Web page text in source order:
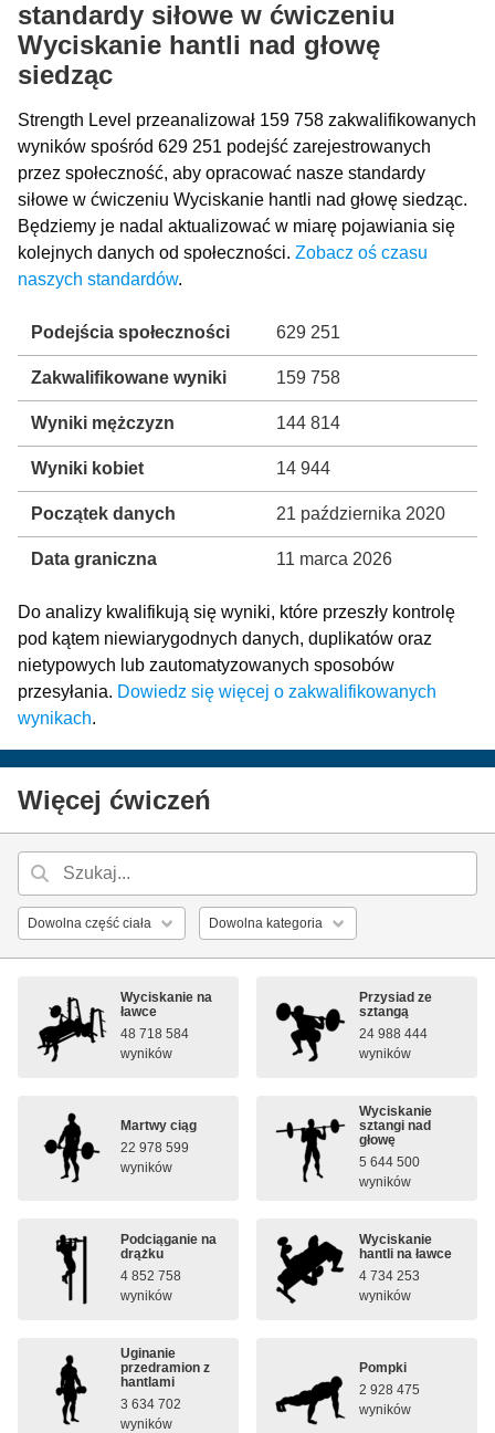
standardy siłowe w ćwiczeniu
Wyciskanie hantli nad głowę
siedząc
Strength Level przeanalizował 159 758 zakwalifikowanych
wyników spośród 629 251 podejść zarejestrowanych
przez społeczność, aby opracować nasze standardy
siłowe w ćwiczeniu Wyciskanie hantli nad głowę siedząc.
Będziemy je nadal aktualizować w miarę pojawiania się
kolejnych danych od społeczności. Zobacz oś czasu
naszych standardów.
Podejścia społeczności 629 251
Zakwalifikowane wyniki 159 758
Wyniki mężczyzn 144 814
Wyniki kobiet 14 944
Początek danych 21 października 2020
Data graniczna 11 marca 2026
Do analizy kwalifikują się wyniki, które przeszły kontrolę
pod kątem niewiarygodnych danych, duplikatów oraz
nietypowych lub zautomatyzowanych sposobów
przesyłania. Dowiedz się więcej o zakwalifikowanych
wynikach.
Więcej ćwiczeń
Wyciskanie na
ławce
48 718 584
wyników
Przysiad ze
sztangą
24 988 444
wyników
Martwy ciąg
22 978 599
wyników
Wyciskanie
sztangi nad
głowę
5 644 500
wyników
Podciąganie na
drążku
4 852 758
wyników
Wyciskanie
hantli na ławce
4 734 253
wyników
Uginanie
przedramion z
hantlami
3 634 702
wyników
Pompki
2 928 475
wyników